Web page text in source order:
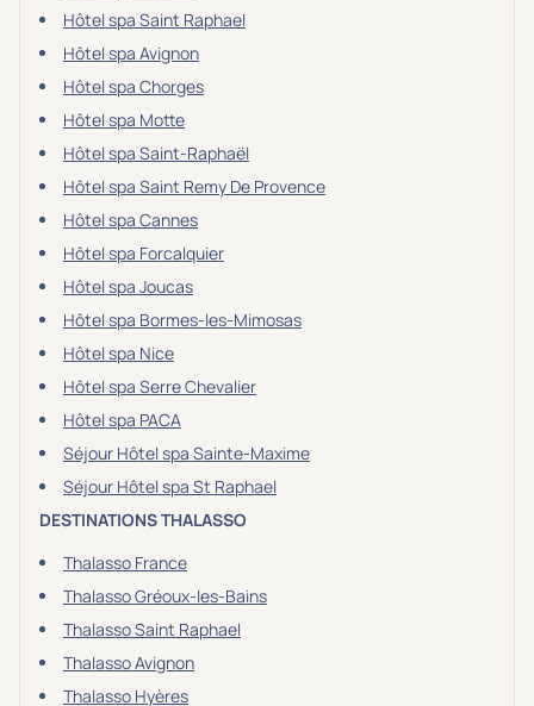
Hôtel spa Saint Raphael
Hôtel spa Avignon
Hôtel spa Chorges
Hôtel spa Motte
Hôtel spa Saint-Raphaël
Hôtel spa Saint Remy De Provence
Hôtel spa Cannes
Hôtel spa Forcalquier
Hôtel spa Joucas
Hôtel spa Bormes-les-Mimosas
Hôtel spa Nice
Hôtel spa Serre Chevalier
Hôtel spa PACA
Séjour Hôtel spa Sainte-Maxime
Séjour Hôtel spa St Raphael
DESTINATIONS THALASSO
Thalasso France
Thalasso Gréoux-les-Bains
Thalasso Saint Raphael
Thalasso Avignon
Thalasso Hyères